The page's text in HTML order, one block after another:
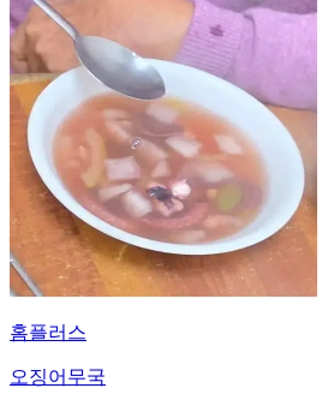
홈플러스
오징어무국